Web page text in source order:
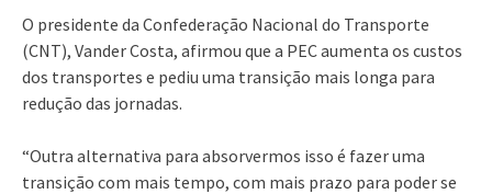
O presidente da Confederação Nacional do Transporte
(CNT), Vander Costa, afirmou que a PEC aumenta os custos
dos transportes e pediu uma transição mais longa para
redução das jornadas.
“Outra alternativa para absorvermos isso é fazer uma
transição com mais tempo, com mais prazo para poder se